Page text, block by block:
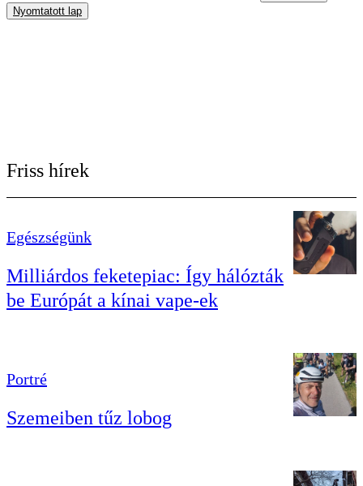
Nyomtatott lap
Friss hírek
Egészségünk
Milliárdos feketepiac: Így hálózták
be Európát a kínai vape-ek
Portré
Szemeiben tűz lobog